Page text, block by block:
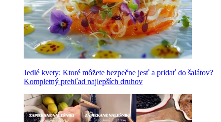
Jedlé kvety: Ktoré môžete bezpečne jesť a pridať do šalátov?
Kompletný prehľad najlepších druhov